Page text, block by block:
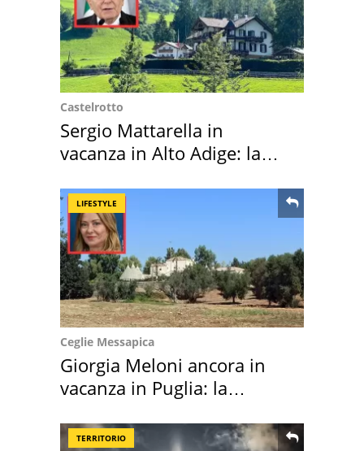
Castelrotto
Sergio Mattarella in
vacanza in Alto Adige: la
LIFESTYLE
Ceglie Messapica
Giorgia Meloni ancora in
vacanza in Puglia: la
TERRITORIO